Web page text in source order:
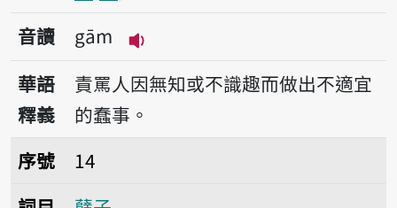
音讀
gām
播放音讀gām
華語
釋義
責罵人因無知或不識趣而做出不適宜
的蠢事。
序號14孽子
序號
14